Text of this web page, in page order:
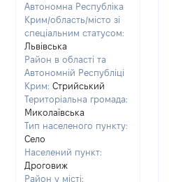
Автономна Республіка
Крим/область/місто зі
спеціальним статусом:
Львівська
Район в області та
Автономній Республіці
Крим: Стрийський
Територіальна громада:
Миколаївська
Тип населеного пункту:
Село
Населений пункт:
Дроговиж
Район у місті: